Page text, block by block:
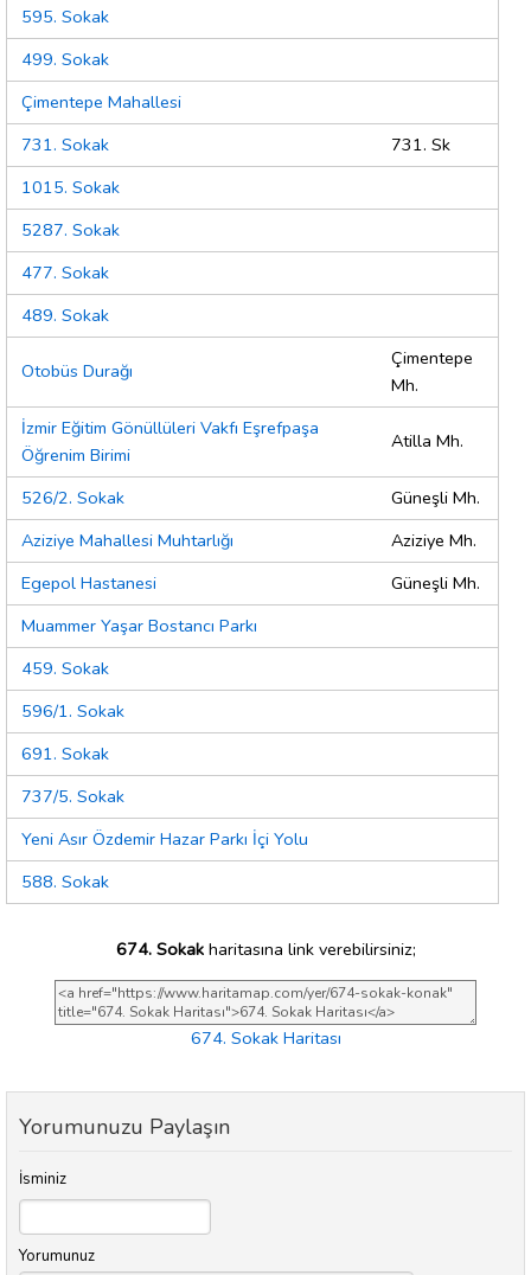
595. Sokak
499. Sokak
Çimentepe Mahallesi
731. Sokak
731. Sk
1015. Sokak
5287. Sokak
477. Sokak
489. Sokak
Otobüs Durağı
Çimentepe
Mh.
İzmir Eğitim Gönüllüleri Vakfı Eşrefpaşa
Öğrenim Birimi
Atilla Mh.
526/2. Sokak
Güneşli Mh.
Aziziye Mahallesi Muhtarlığı
Aziziye Mh.
Egepol Hastanesi
Güneşli Mh.
Muammer Yaşar Bostancı Parkı
459. Sokak
596/1. Sokak
691. Sokak
737/5. Sokak
Yeni Asır Özdemir Hazar Parkı İçi Yolu
588. Sokak
674. Sokakharitasına link verebilirsiniz;
674. Sokak Haritası
Yorumunuzu Paylaşın
İsminiz
Yorumunuz